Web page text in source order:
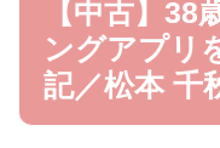
【中古】
ングアプリ
記／松本 千